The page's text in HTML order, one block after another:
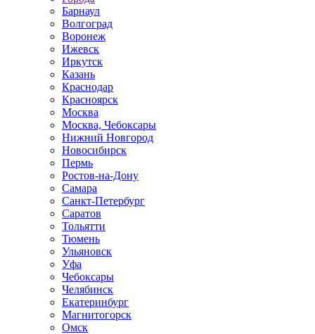
Барнаул
Волгоград
Воронеж
Ижевск
Иркутск
Казань
Краснодар
Красноярск
Москва
Москва, Чебоксары
Нижний Новгород
Новосибирск
Пермь
Ростов-на-Дону
Самара
Санкт-Петербург
Саратов
Тольятти
Тюмень
Ульяновск
Уфа
Чебоксары
Челябинск
Екатеринбург
Магнитогорск
Омск